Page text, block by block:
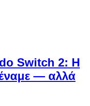
Switch 2: Η
— αλλά